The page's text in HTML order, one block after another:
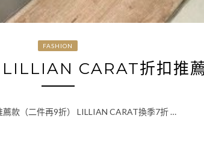
FASHION
CARAT折扣推
款（二件再9折） LILLIAN CARAT換季7折 …